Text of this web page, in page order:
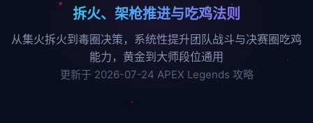
拆火、架枪推进与吃鸡法则
从集火拆火到毒圈决策，系统性提升团队战斗与决赛圈吃鸡
能力，黄金到大师段位通用
更新于 2026-07-24 APEX Legends 攻略